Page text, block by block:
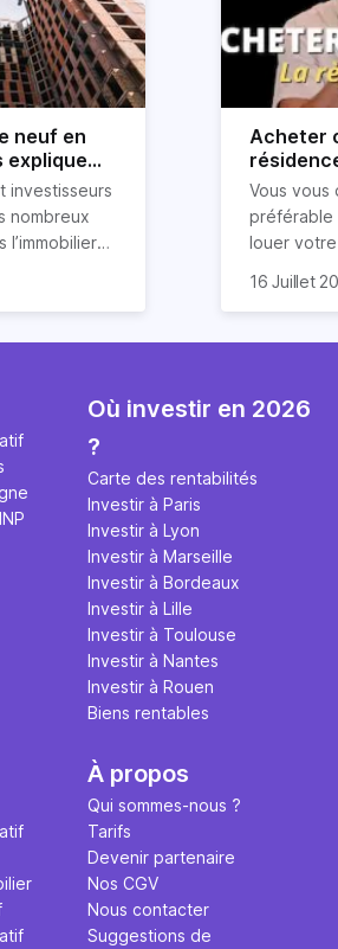
neuf en
explique
investisseurs
nombreux
l’immobilier
à choisir
cet
Acheter
règle
révélée
Vous vous
préférable
louer
expert en
règle
ce secret
l'argent
principale
études et
16 Juillet
Où investir en 2026
?
Carte des rentabilités
Investir à Paris
Investir à Lyon
Investir à Marseille
Investir à Bordeaux
Investir à Lille
Investir à Toulouse
Investir à Nantes
Investir à Rouen
Biens rentables
À propos
Qui sommes-nous ?
Tarifs
Devenir partenaire
Nos CGV
Nous contacter
Suggestions de